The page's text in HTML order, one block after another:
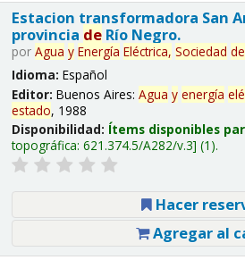
Estacion transformadora San
provincia deRío Negro.
por Agua y Energía Eléctrica, Sociedad de
Idioma: Español
Editor: Buenos Aires: Agua y energía
estado, 1988
Disponibilidad: Ítems disponibles
topográfica: 621.374.5/A282/v.3 (1).
Hacer
Agregar al